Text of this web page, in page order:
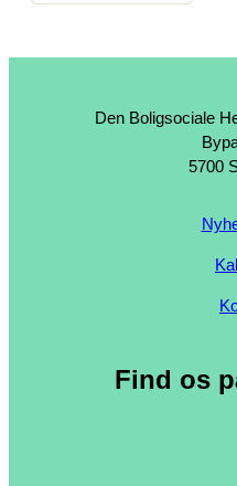
Den Boligsociale
5700
Find os